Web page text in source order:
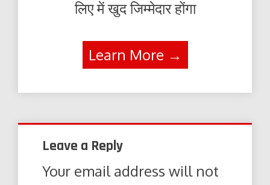
लिए में खुद जिम्मेदार होंगा
Learn More →
Leave a Reply
Your email address will not